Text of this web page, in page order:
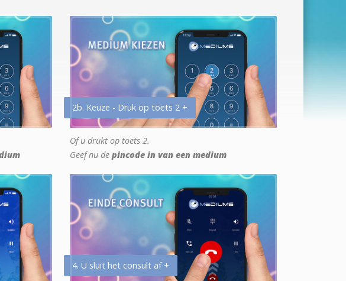
2b. Keuze - Druk op toets 2 +
Of u drukt op toets 2.
Geef nu de pincode in van een medium
4. U sluit het consult af +